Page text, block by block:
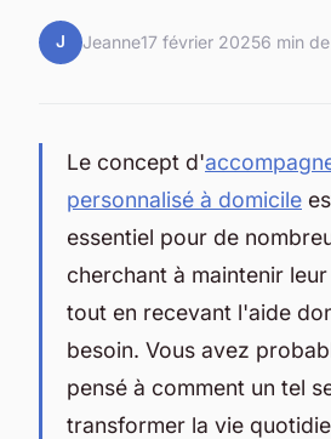
J Jeanne17 février 20256 min
Le concept d'
personnalisé à domicile
essentiel pour de
cherchant à maintenir
tout en recevant l'aide
besoin. Vous avez
pensé à comment un tel
transformer la vie